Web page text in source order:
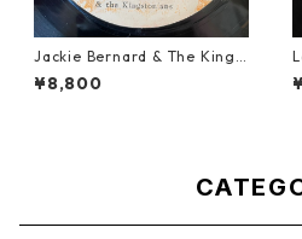
Jackie Bernard & The Kings
tonians - Never Changing H
armony【7-21948】
¥8,800